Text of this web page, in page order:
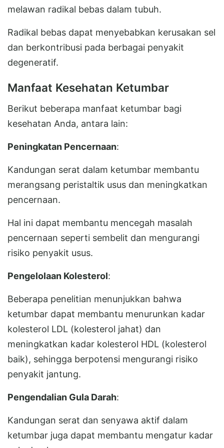
melawan radikal bebas dalam tubuh.
Radikal bebas dapat menyebabkan kerusakan sel
dan berkontribusi pada berbagai penyakit
degeneratif.
Manfaat Kesehatan Ketumbar
Berikut beberapa manfaat ketumbar bagi
kesehatan Anda, antara lain:
Peningkatan Pencernaan:
Kandungan serat dalam ketumbar membantu
merangsang peristaltik usus dan meningkatkan
pencernaan.
Hal ini dapat membantu mencegah masalah
pencernaan seperti sembelit dan mengurangi
risiko penyakit usus.
Pengelolaan Kolesterol:
Beberapa penelitian menunjukkan bahwa
ketumbar dapat membantu menurunkan kadar
kolesterol LDL (kolesterol jahat) dan
meningkatkan kadar kolesterol HDL (kolesterol
baik), sehingga berpotensi mengurangi risiko
penyakit jantung.
Pengendalian Gula Darah:
Kandungan serat dan senyawa aktif dalam
ketumbar juga dapat membantu mengatur kadar